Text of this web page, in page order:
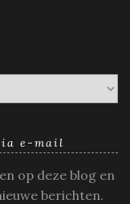
e-mail
op deze blog en
berichten.